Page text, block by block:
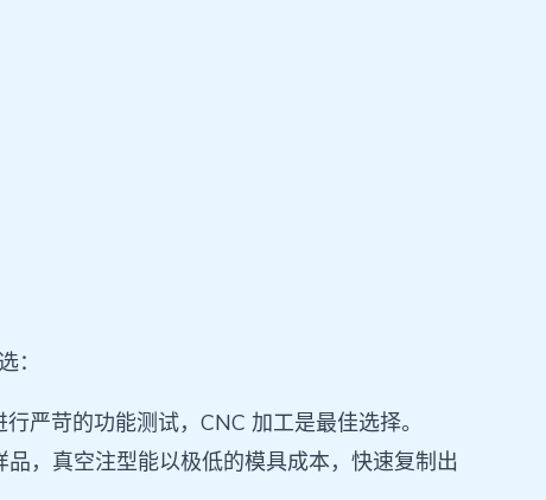
：
严苛的功能测试，CNC 加工是最佳选择。
，真空注型能以极低的模具成本，快速复制出